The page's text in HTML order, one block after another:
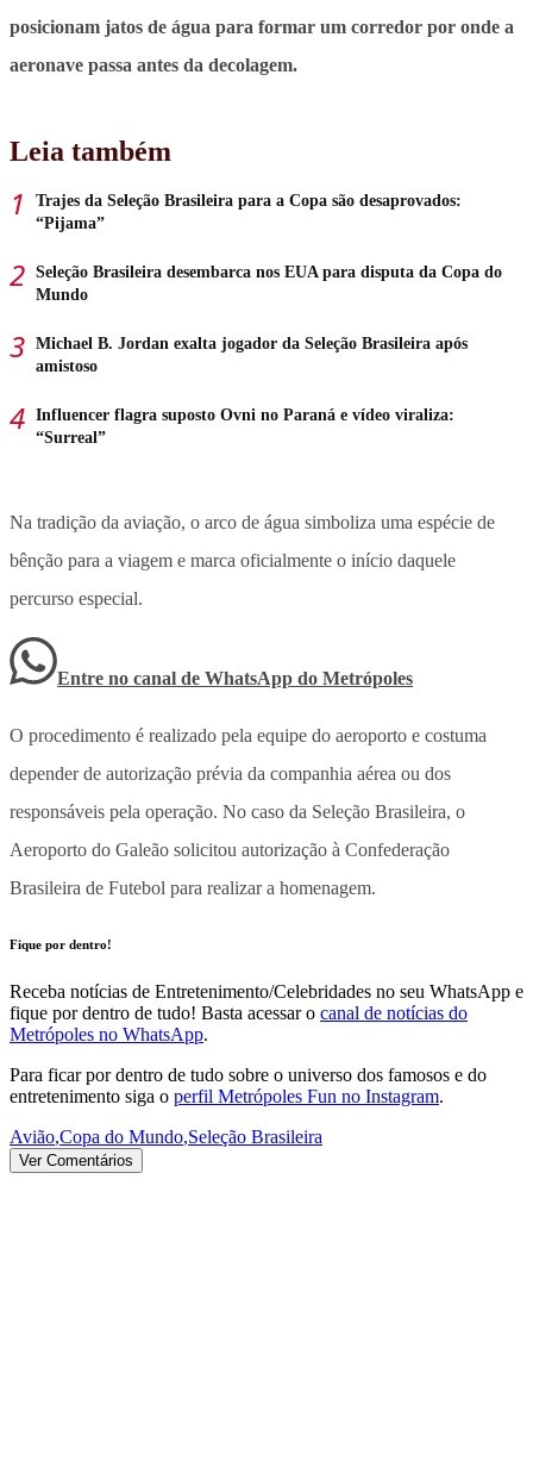
posicionam jatos de água para formar um corredor por onde a
aeronave passa antes da decolagem.
Leia também
Trajes da Seleção Brasileira para a Copa são desaprovados:
“Pijama”
Seleção Brasileira desembarca nos EUA para disputa da Copa do
Mundo
Michael B. Jordan exalta jogador da Seleção Brasileira após
amistoso
Influencer flagra suposto Ovni no Paraná e vídeo viraliza:
“Surreal”
Na tradição da aviação, o arco de água simboliza uma espécie de
bênção para a viagem e marca oficialmente o início daquele
percurso especial.
Entre no canal de WhatsApp do Metrópoles
O procedimento é realizado pela equipe do aeroporto e costuma
depender de autorização prévia da companhia aérea ou dos
responsáveis pela operação. No caso da Seleção Brasileira, o
Aeroporto do Galeão solicitou autorização à Confederação
Brasileira de Futebol para realizar a homenagem.
Fique por dentro!
Receba notícias de Entretenimento/Celebridades no seu WhatsApp e
fique por dentro de tudo! Basta acessar o canal de notícias do
Metrópoles no WhatsApp.
Para ficar por dentro de tudo sobre o universo dos famosos e do
entretenimento siga o perfil Metrópoles Fun no Instagram.
Avião,Copa do Mundo,Seleção Brasileira
Ver Comentários